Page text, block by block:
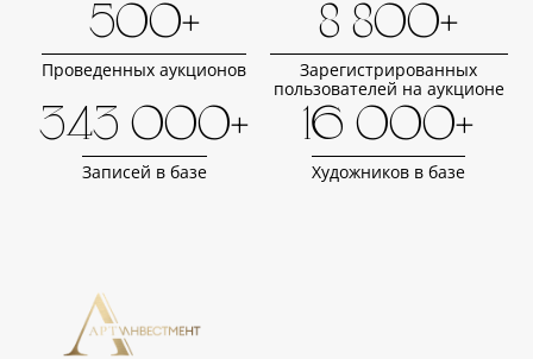
500+
Проведенных аукционов
8 800+
Зарегистрированных
пользователей на аукционе
343 000+
Записей в базе
16 000+
Художников в базе